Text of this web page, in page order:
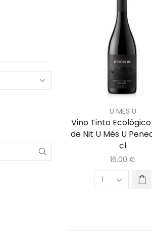
U MES U
Vino Tinto Ecológico
de Nit U Més U
cl
16,00 €